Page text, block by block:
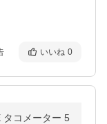
いいね 0
タコメーター 5